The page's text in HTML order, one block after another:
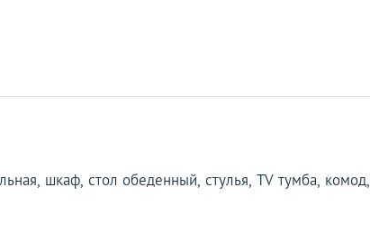
шкаф, стол обеденный, стулья, TV тумба, комод,